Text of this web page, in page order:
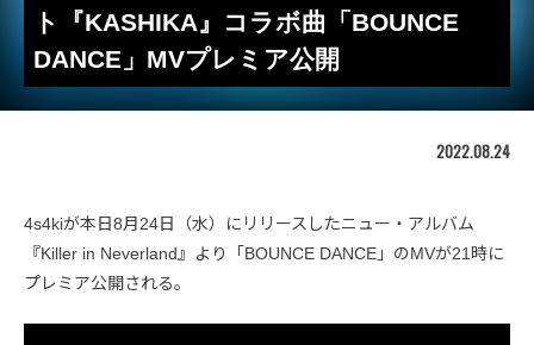
ト『KASHIKA』コラボ曲「BOUNCE
DANCE」MVプレミア公開
2022.08.24
4s4kiが本日8月24日（水）にリリースしたニュー・アルバム
『Killer in Neverland』より「BOUNCE DANCE」のMVが21時に
プレミア公開される。